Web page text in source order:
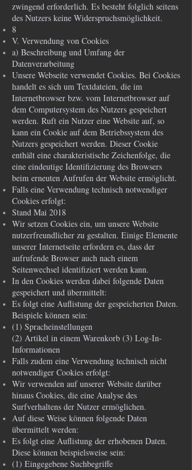
zwingend erforderlich. Es besteht folglich seitens
des Nutzers keine Widerspruchsmöglichkeit.
8
V. Verwendung von Cookies
a) Beschreibung und Umfang der
Datenverarbeitung
Unsere Webseite verwendet Cookies. Bei Cookies
handelt es sich um Textdateien, die im
Internetbrowser bzw. vom Internetbrowser auf
dem Computersystem des Nutzers gespeichert
werden. Ruft ein Nutzer eine Website auf, so
kann ein Cookie auf dem Betriebssystem des
Nutzers gespeichert werden. Dieser Cookie
enthält eine charakteristische Zeichenfolge, die
eine eindeutige Identifizierung des Browsers
beim erneuten Aufrufen der Website ermöglicht.
Falls eine Verwendung technisch notwendiger
Cookies erfolgt:
Stand Mai 2018
Wir setzen Cookies ein, um unsere Website
nutzerfreundlicher zu gestalten. Einige Elemente
unserer Internetseite erfordern es, dass der
aufrufende Browser auch nach einem
Seitenwechsel identifiziert werden kann.
In den Cookies werden dabei folgende Daten
gespeichert und übermittelt:
Es folgt eine Auflistung der gespeicherten Daten.
Beispiele können sein:
(1) Spracheinstellungen
(2) Artikel in einem Warenkorb (3) Log-In-
Informationen
Falls zudem eine Verwendung technisch nicht
notwendiger Cookies erfolgt:
Wir verwenden auf unserer Website darüber
hinaus Cookies, die eine Analyse des
Surfverhaltens der Nutzer ermöglichen.
Auf diese Weise können folgende Daten
übermittelt werden:
Es folgt eine Auflistung der erhobenen Daten.
Diese können beispielsweise sein:
(1) Eingegebene Suchbegriffe